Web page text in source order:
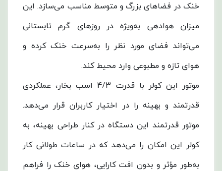
خنک در فضاهای بزرگ و متوسط مناسب می‌سازد. این
میزان هوادهی به‌ویژه در روزهای گرم تابستانی
می‌تواند فضای مورد نظر را به‌سرعت خنک کرده و
هوای تازه و مطبوعی وارد محیط کند.
موتور این کولر با قدرت 4/3 اسب بخار، عملکردی
قدرتمند و بهینه را در اختیار کاربران قرار می‌دهد.
موتور قدرتمند این دستگاه در کنار طراحی بهینه، به
کولر این امکان را می‌دهد که در ساعات طولانی کار
به‌طور مؤثر و بدون افت کارایی، هوای خنک را فراهم